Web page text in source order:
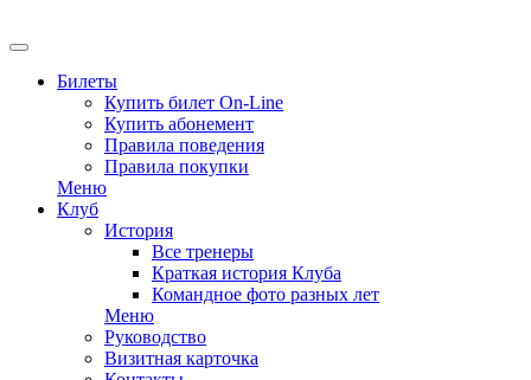
Билеты
Купить билет On-Line
Купить абонемент
Правила поведения
Правила покупки
Меню
Клуб
История
Все тренеры
Краткая история Клуба
Командное фото разных лет
Меню
Руководство
Визитная карточка